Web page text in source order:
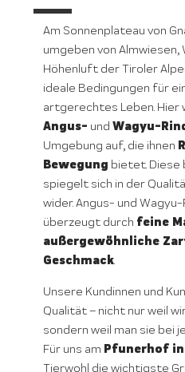
Am Sonnenplateau von
umgeben von Almwiesen,
Höhenluft der Tiroler
ideale Bedingungen für
artgerechtes Leben. Hier
Angus- und Wagyu-
Umgebung auf, die ihnen
Bewegung bietet. Diese
spiegelt sich in der
wider. Angus- und Wagyu-
überzeugt durch feine
außergewöhnliche
Geschmack.
Unsere Kundinnen und
Qualität – nicht nur weil
sondern weil man sie bei
Für uns am Pfunerhof in
Tierwohl die wichtigste